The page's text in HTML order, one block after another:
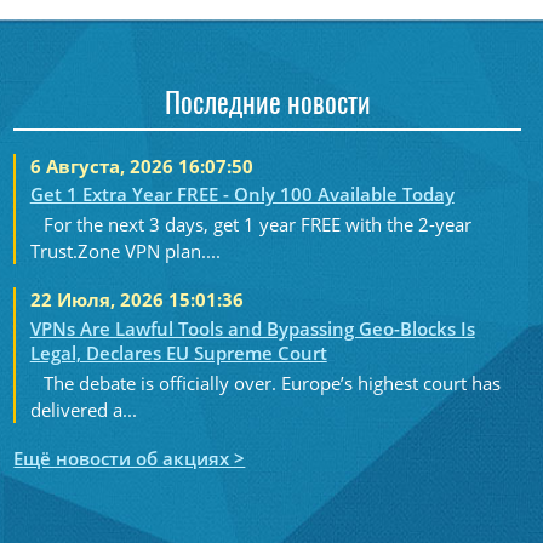
Последние новости
6 Августа, 2026 16:07:50
Get 1 Extra Year FREE - Only 100 Available Today
For the next 3 days, get 1 year FREE with the 2-year
Trust.Zone VPN plan....
22 Июля, 2026 15:01:36
VPNs Are Lawful Tools and Bypassing Geo-Blocks Is
Legal, Declares EU Supreme Court
The debate is officially over. Europe’s highest court has
delivered a...
Ещё новости об акциях >